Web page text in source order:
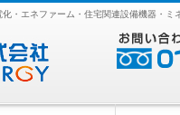
・エネファーム・住宅関連設備機器・ミ